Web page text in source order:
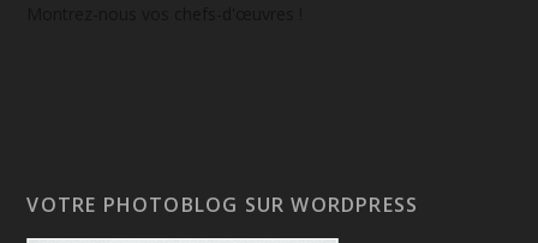
VOTRE PHOTOBLOG SUR WORDPRESS